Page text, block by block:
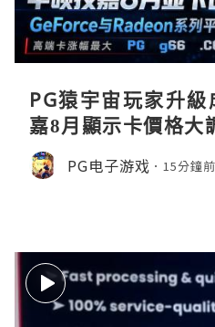
PG猿宇宙玩家升
嘉8月顯示卡價格大
PG电子游戏 15分鐘前